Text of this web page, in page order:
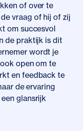
of over te
vraag of hij of zij
om succesvol
de praktijk is dit
wordt je
open om te
en feedback te
de ervaring
glansrijk